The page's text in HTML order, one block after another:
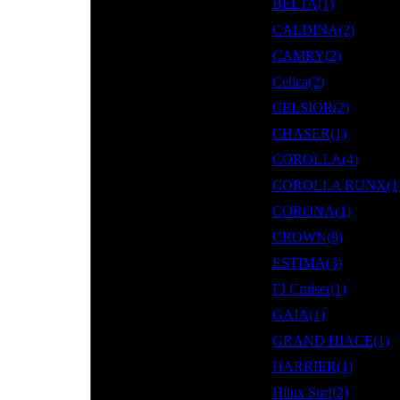
BELTA(1)
CALDINA(2)
CAMRY(2)
Celica(2)
CELSIOR(2)
CHASER(1)
COROLLA(4)
COROLLA
CORONA(1)
CROWN(9)
ESTIMA(3)
FJ Cruiser(1)
GAIA(1)
GRAND HIACE(1)
HARRIER(1)
Hilux Surf(2)